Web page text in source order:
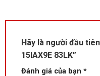
Hãy là người đầu
15IAX9E 83LK”
Đánh giá của bạn *